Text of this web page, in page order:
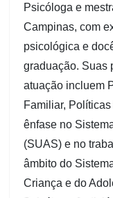
Psicóloga e
Campinas, com
psicológica e
graduação. Suas
atuação incluem
Familiar,
ênfase no
(SUAS) e no
âmbito do
Criança e do